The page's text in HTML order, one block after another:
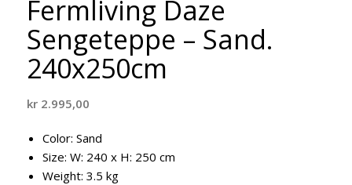
Fermliving Daze
Sengeteppe – Sand.
240x250cm
kr2.995,00
Color: Sand
Size: W: 240 x H: 250 cm
Weight: 3.5 kg